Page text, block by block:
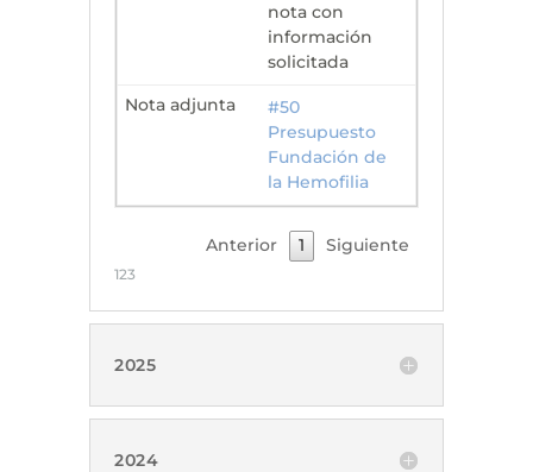
nota con
información
solicitada
#50
Presupuesto
Fundación de
la Hemofilia
Anterior 1 Siguiente
123
2025
2024